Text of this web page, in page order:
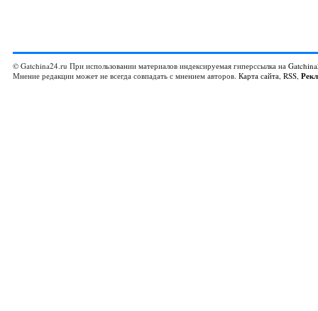
© Gatchina24.ru При использовании материалов индексируемая гиперссылка на
Мнение редакции может не всегда совпадать с мнением авторов. Карта сайта, RSS,